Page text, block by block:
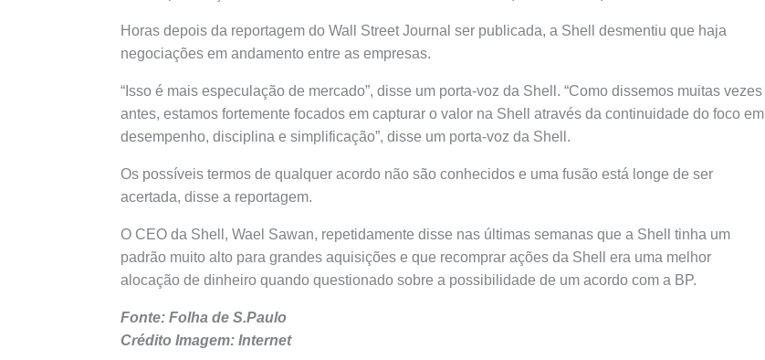
Horas depois da reportagem do Wall Street Journal ser publicada, a Shell desmentiu que haja
negociações em andamento entre as empresas.
“Isso é mais especulação de mercado”, disse um porta-voz da Shell. “Como dissemos muitas vezes
antes, estamos fortemente focados em capturar o valor na Shell através da continuidade do foco em
desempenho, disciplina e simplificação”, disse um porta-voz da Shell.
Os possíveis termos de qualquer acordo não são conhecidos e uma fusão está longe de ser
acertada, disse a reportagem.
O CEO da Shell, Wael Sawan, repetidamente disse nas últimas semanas que a Shell tinha um
padrão muito alto para grandes aquisições e que recomprar ações da Shell era uma melhor
alocação de dinheiro quando questionado sobre a possibilidade de um acordo com a BP.
Fonte: Folha de S.Paulo
Crédito Imagem: Internet